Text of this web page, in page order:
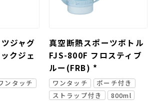
ジャグ
クジェ
ンタッチ
真空断熱スポーツボトル
FJS-800F フロスティブ
ルー(FRB) *
ワンタッチ
ポーチ付き
ストラップ付き
800ml